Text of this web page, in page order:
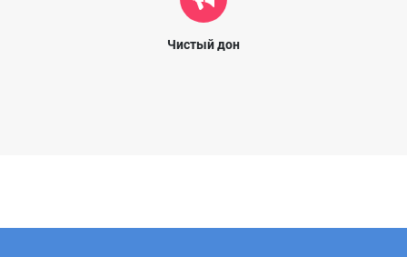
Чистый дон